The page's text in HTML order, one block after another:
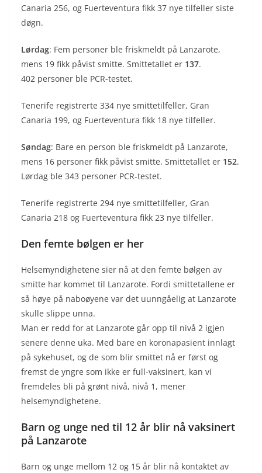
Canaria 256, og Fuerteventura fikk 37 nye tilfeller siste
døgn.
Lørdag: Fem personer ble friskmeldt på Lanzarote,
mens 19 fikk påvist smitte. Smittetallet er 137.
402 personer ble PCR-testet.
Tenerife registrerte 334 nye smittetilfeller, Gran
Canaria 199, og Fuerteventura fikk 18 nye tilfeller.
Søndag: Bare en person ble friskmeldt på Lanzarote,
mens 16 personer fikk påvist smitte. Smittetallet er 152.
Lørdag ble 343 personer PCR-testet.
Tenerife registrerte 294 nye smittetilfeller, Gran
Canaria 218 og Fuerteventura fikk 23 nye tilfeller.
Den femte bølgen er her
Helsemyndighetene sier nå at den femte bølgen av
smitte har kommet til Lanzarote. Fordi smittetallene er
så høye på naboøyene var det uunngåelig at Lanzarote
skulle slippe unna.
Man er redd for at Lanzarote går opp til nivå 2 igjen
senere denne uka. Med bare en koronapasient innlagt
på sykehuset, og de som blir smittet nå er først og
fremst de yngre som ikke er full-vaksinert, kan vi
fremdeles bli på grønt nivå, nivå 1, mener
helsemyndighetene.
Barn og unge ned til 12 år blir nå vaksinert
på Lanzarote
Barn og unge mellom 12 og 15 år blir nå kontaktet av